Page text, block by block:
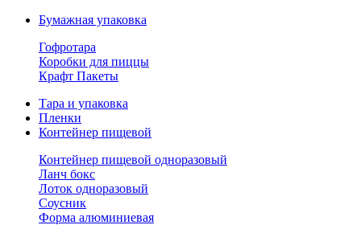
Бумажная упаковка
Гофротара
Коробки для пиццы
Крафт Пакеты
Тара и упаковка
Пленки
Контейнер пищевой
Контейнер пищевой одноразовый
Ланч бокс
Лоток одноразовый
Соусник
Форма алюминиевая